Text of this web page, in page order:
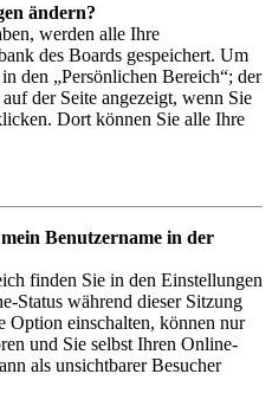
ändern?
werden alle Ihre
des Boards gespeichert. Um
den „Persönlichen Bereich“; der
der Seite angezeigt, wenn Sie
Dort können Sie alle Ihre
Benutzername in der
finden Sie in den Einstellungen
Status während dieser Sitzung
Option einschalten, können nur
und Sie selbst Ihren Online-
als unsichtbarer Besucher